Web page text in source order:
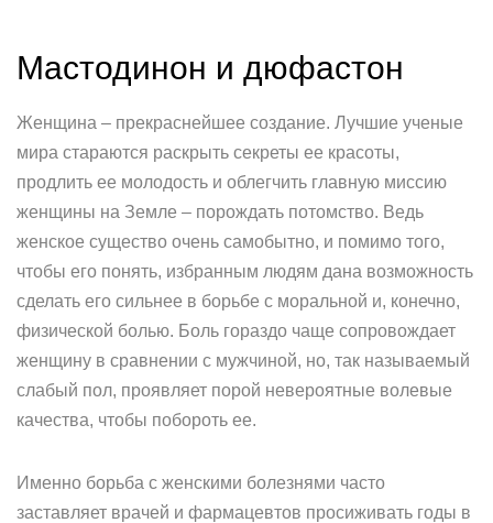
Мастодинон и дюфастон
Женщина – прекраснейшее создание. Лучшие ученые
мира стараются раскрыть секреты ее красоты,
продлить ее молодость и облегчить главную миссию
женщины на Земле – порождать потомство. Ведь
женское существо очень самобытно, и помимо того,
чтобы его понять, избранным людям дана возможность
сделать его сильнее в борьбе с моральной и, конечно,
физической болью. Боль гораздо чаще сопровождает
женщину в сравнении с мужчиной, но, так называемый
слабый пол, проявляет порой невероятные волевые
качества, чтобы побороть ее.
Именно борьба с женскими болезнями часто
заставляет врачей и фармацевтов просиживать годы в